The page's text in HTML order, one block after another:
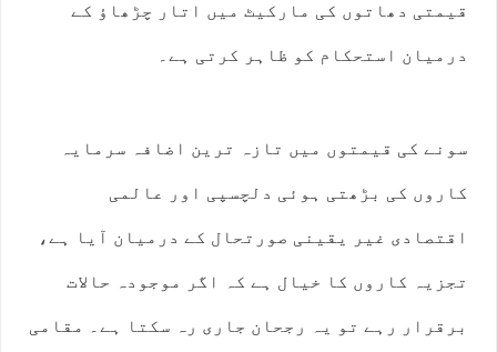
قیمتی دھاتوں کی مارکیٹ میں اتار چڑھاؤ کے
درمیان استحکام کو ظاہر کرتی ہے۔
سونے کی قیمتوں میں تازہ ترین اضافہ سرمایہ
کاروں کی بڑھتی ہوئی دلچسپی اور عالمی
اقتصادی غیر یقینی صورتحال کے درمیان آیا ہے،
تجزیہ کاروں کا خیال ہے کہ اگر موجودہ حالات
برقرار رہے تو یہ رجحان جاری رہ سکتا ہے۔ مقامی